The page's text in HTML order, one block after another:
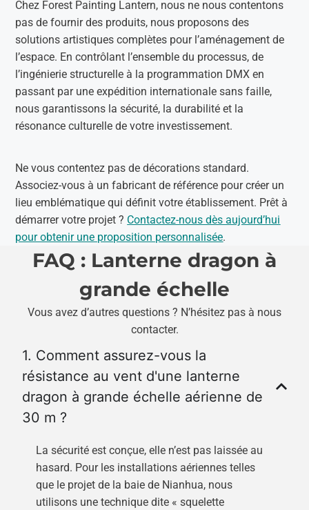
Chez Forest Painting Lantern, nous ne nous contentons
pas de fournir des produits, nous proposons des
solutions artistiques complètes pour l’aménagement de
l’espace. En contrôlant l’ensemble du processus, de
l’ingénierie structurelle à la programmation DMX en
passant par une expédition internationale sans faille,
nous garantissons la sécurité, la durabilité et la
résonance culturelle de votre investissement.
Ne vous contentez pas de décorations standard.
Associez-vous à un fabricant de référence pour créer un
lieu emblématique qui définit votre établissement. Prêt à
démarrer votre projet ? Contactez-nous dès aujourd’hui
pour obtenir une proposition personnalisée.
FAQ : Lanterne dragon à
grande échelle
Vous avez d’autres questions ? N’hésitez pas à nous
contacter.
1. Comment assurez-vous la
résistance au vent d'une lanterne
dragon à grande échelle aérienne de
30 m ?
La sécurité est conçue, elle n’est pas laissée au
hasard. Pour les installations aériennes telles
que le projet de la baie de Nianhua, nous
utilisons une technique dite « squelette